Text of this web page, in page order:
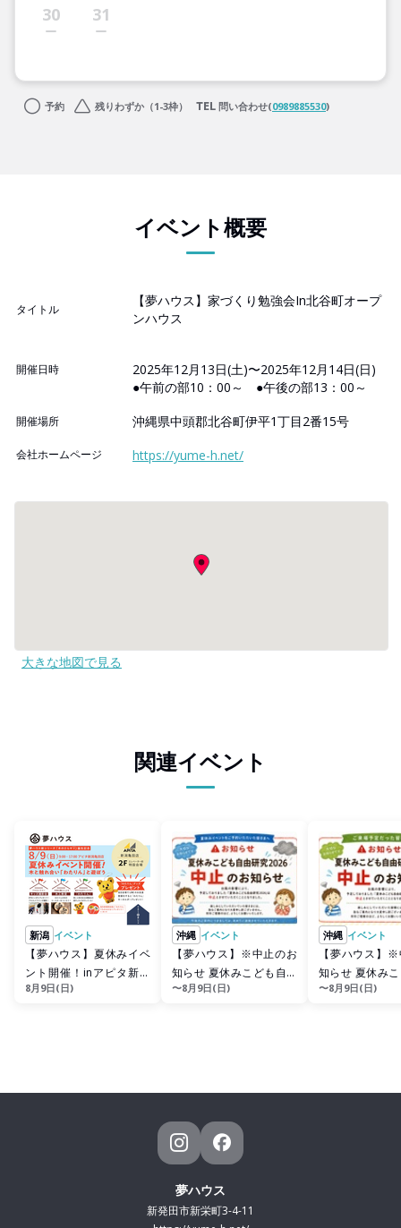
30 31
予約 残りわずか（1-3枠） 問い合わせ(0989885530)
イベント概要
タイトル
【夢ハウス】家づくり勉強会In北谷町オープ
ンハウス
開催日時
2025年12月13日(土)〜2025年12月14日(日)
●午前の部10：00～ ●午後の部13：00～
開催場所 沖縄県中頭郡北谷町伊平1丁目2番15号
会社ホームページ https://yume-h.net/
大きな地図で見る
関連イベント
新潟 イベント
【夢ハウス】夏休みイベ
ント開催！inアピタ新潟
亀田店
8月9日(日)
沖縄 イベント
【夢ハウス】※中止のお
知らせ 夏休みこども自由
研究2026事前予約対象の
〜8月9日(日)
沖縄 イベント
【夢ハウス】
知らせ 夏休み
研究2026ご来
〜8月9日(日)
夢ハウス
新発田市新栄町3-4-11